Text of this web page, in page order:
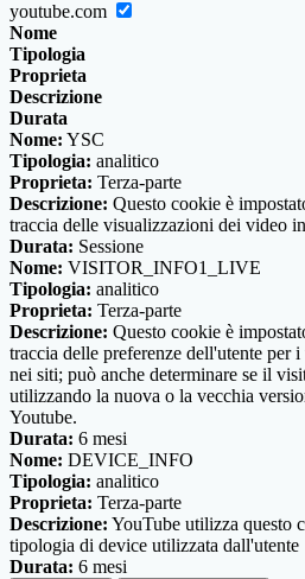
youtube.com
Nome
Tipologia
Proprieta
Descrizione
Durata
Nome: YSC
Tipologia: analitico
Proprieta: Terza-parte
Descrizione: Questo cookie è
traccia delle visualizzazioni dei video
Durata: Sessione
Nome: VISITOR_INFO1_LIVE
Tipologia: analitico
Proprieta: Terza-parte
Descrizione: Questo cookie è
traccia delle preferenze dell'utente per
nei siti; può anche determinare se il
utilizzando la nuova o la vecchia
Youtube.
Durata: 6 mesi
Nome: DEVICE_INFO
Tipologia: analitico
Proprieta: Terza-parte
Descrizione: YouTube utilizza questo
tipologia di device utilizzata dall'utente
Durata: 6 mesi